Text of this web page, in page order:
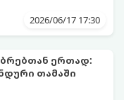
მათთვის
დღეებშიც
ასაკისა და
მოიძებნება
2026/06/17 17:30
ერთად:
თამაში